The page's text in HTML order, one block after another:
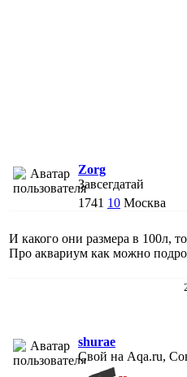
Zorg
Завсегдатай
1741 10 Москва
И какого они размера в 100л,
Про аквариум как можно
shurae
Свой на Aqa.ru,